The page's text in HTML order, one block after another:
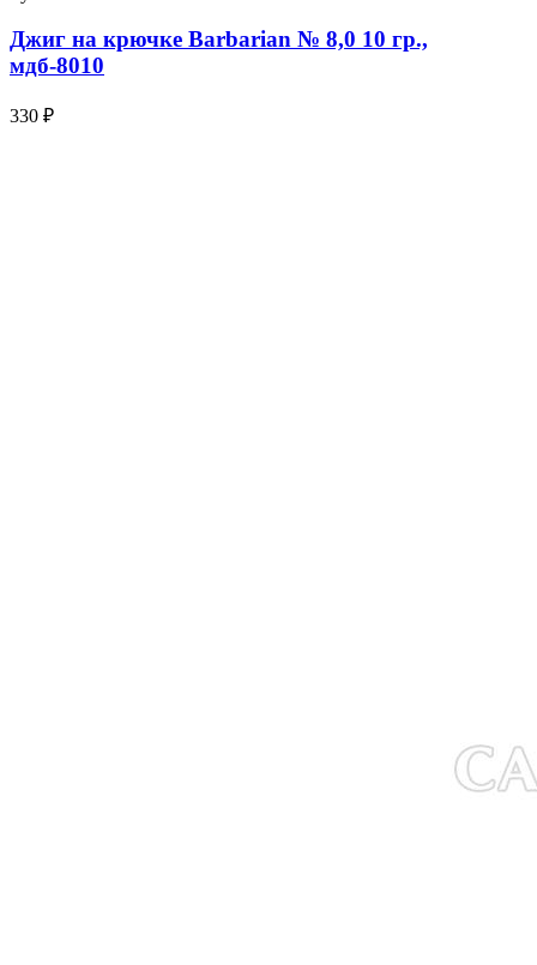
Джиг на крючке Barbarian № 8,0 10 гр.,
мдб-8010
330 ₽